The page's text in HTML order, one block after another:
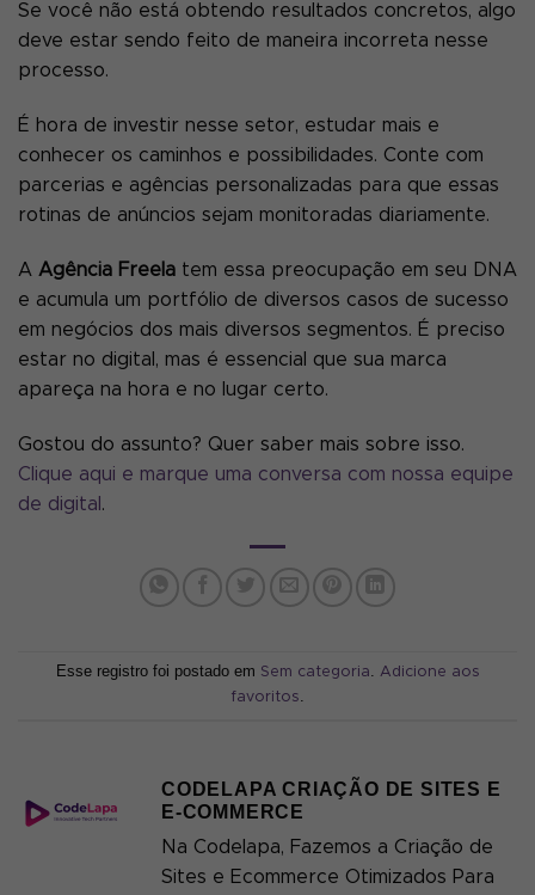
Se você não está obtendo resultados concretos, algo
deve estar sendo feito de maneira incorreta nesse
processo.
É hora de investir nesse setor, estudar mais e
conhecer os caminhos e possibilidades. Conte com
parcerias e agências personalizadas para que essas
rotinas de anúncios sejam monitoradas diariamente.
A Agência Freela tem essa preocupação em seu DNA
e acumula um portfólio de diversos casos de sucesso
em negócios dos mais diversos segmentos. É preciso
estar no digital, mas é essencial que sua marca
apareça na hora e no lugar certo.
Gostou do assunto? Quer saber mais sobre isso.
Clique aqui e marque uma conversa com nossa equipe
de digital .
Esse registro foi postado em Sem categoria. Adicione aos
favoritos.
CODELAPA CRIAÇÃO DE SITES E
E-COMMERCE
Na Codelapa, Fazemos a Criação de
Sites e Ecommerce Otimizados Para